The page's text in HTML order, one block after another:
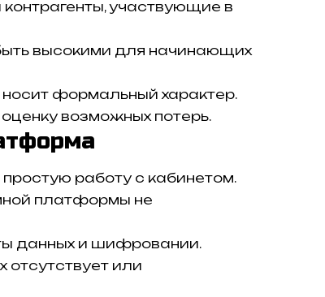
участвующие в
высокими для начинающих
формальный характер.
возможных потерь.
работу с кабинетом.
платформы не
данных и шифровании.
или